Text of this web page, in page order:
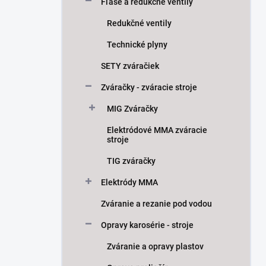
Redukčné ventily
Technické plyny
SETY zváračiek
Zváračky - zváracie stroje
MIG Zváračky
Elektródové MMA zváracie
stroje
TIG zváračky
Elektródy MMA
Zváranie a rezanie pod vodou
Opravy karosérie - stroje
Zváranie a opravy plastov